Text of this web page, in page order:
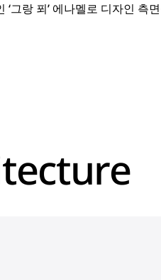
그랑 푀’ 에나멜로 디자인 측